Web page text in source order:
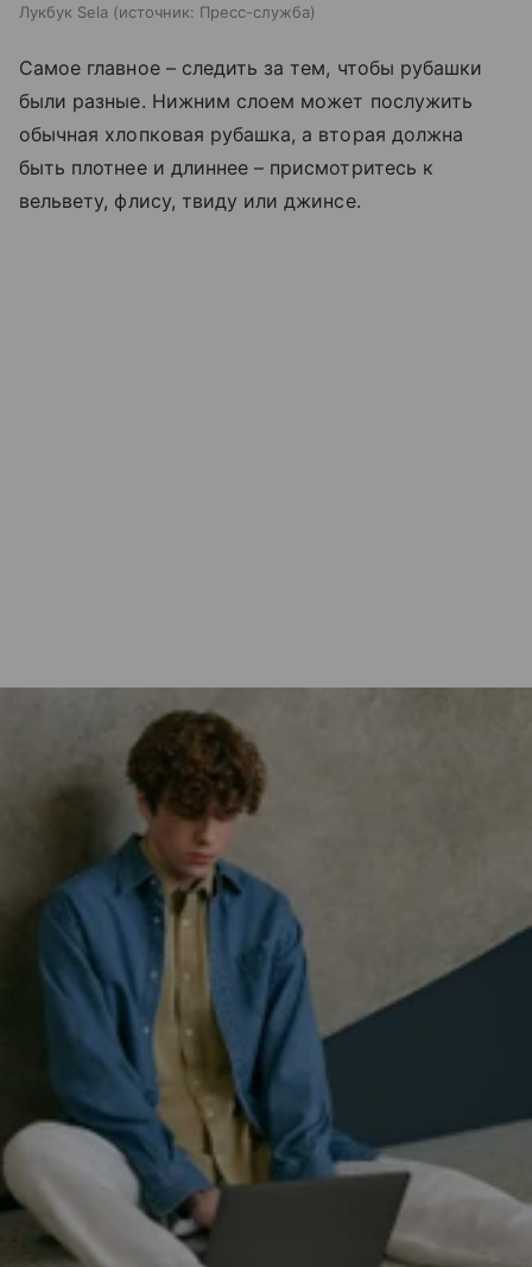
Лукбук Sela источник: Пресс-служба
Самое главное – следить за тем, чтобы рубашки
были разные. Нижним слоем может послужить
обычная хлопковая рубашка, а вторая должна
быть плотнее и длиннее – присмотритесь к
вельвету, флису, твиду или джинсе.